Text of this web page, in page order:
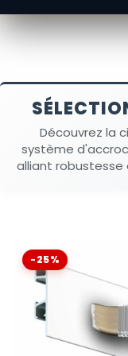
Découvrez la
système
alliant
-25%